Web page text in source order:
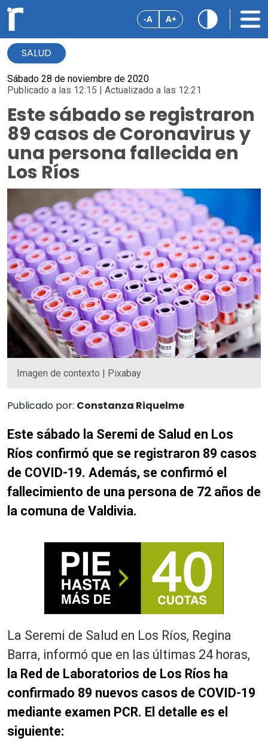
-A A+
SALUD
Sábado 28 de noviembre de 2020
Publicado a las 12:15 | Actualizado a las 12:21
Este sábado se registraron
89 casos de Coronavirus y
una persona fallecida en
Los Ríos
Imagen de contexto | Pixabay
Publicado por: Constanza Riquelme
Este sábado la Seremi de Salud en Los
Ríos confirmó que se registraron 89 casos
de COVID-19. Además, se confirmó el
fallecimiento de una persona de 72 años de
la comuna de Valdivia.
La Seremi de Salud en Los Ríos, Regina
Barra, informó que en las últimas 24 horas,
la Red de Laboratorios de Los Ríos ha
confirmado 89 nuevos casos de COVID-19
mediante examen PCR. El detalle es el
siguiente: